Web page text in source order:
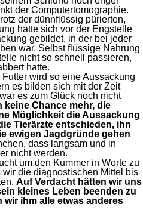
der Computertomographie.
der dünnflüssig pürierten,
hatte sich vor der Engstelle
gebildet, in der bei jeder
war. Selbst flüssige Nahrung
nicht so schnell passieren,
hatte.
wird so eine Aussackung
es bilden sich mit der Zeit
es zum Glück noch nicht
keine Chance mehr, die
Möglichkeit die Aussackung
Tierärzte entschieden, ihn
ewigen Jagdgründe gehen
dass langsam und in
nicht werden.
um den Kummer in Worte zu
die diagnostischen Mittel bis
Auf Verdacht hätten wir uns
kleines Leben beenden zu
wir ihm alle etwas anderes